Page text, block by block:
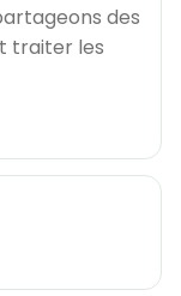
des
traiter les